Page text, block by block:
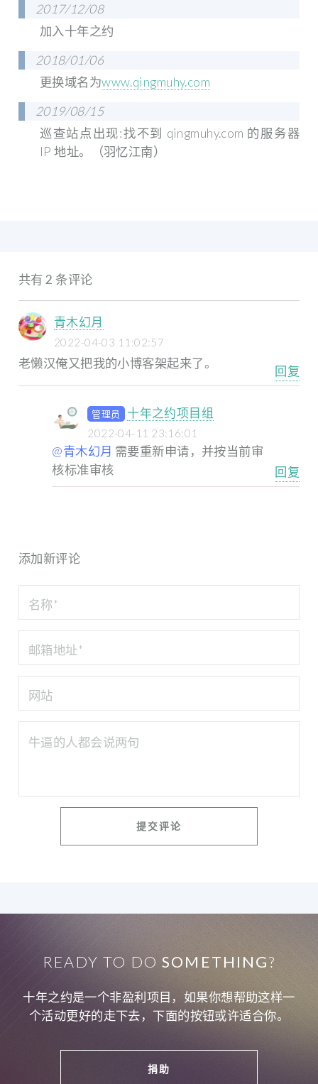
2017/12/08
加入十年之约
2018/01/06
更换域名为www.qingmuhy.com
2019/08/15
巡查站点出现:找不到 qingmuhy.com 的服务器
IP 地址。（羽忆江南）
共有 2 条评论
青木幻月
2022-04-03 11:02:57
老懒汉俺又把我的小博客架起来了。
回复
管理员 十年之约项目组
2022-04-11 23:16:01
@青木幻月 需要重新申请，并按当前审
核标准审核
回复
添加新评论
READY TO DOSOMETHING?
十年之约是一个非盈利项目，如果你想帮助这样一
个活动更好的走下去，下面的按钮或许适合你。
捐助